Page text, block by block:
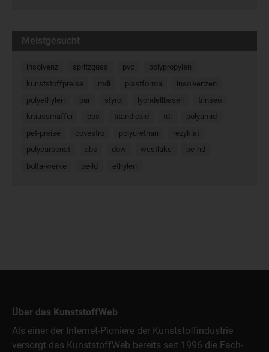
Meistgesucht
insolvenz spritzguss pvc
polypropylen
kunststoffpreise
mdi plastforma
insolvenzen
polyethylen
pur styrol lyondellbasell
trinseo
kraussmaffei
eps titandioxid tdi
polyamid
pet-preise
covestro polyurethan
rezyklat
polycarbonat
abs dow westlake
pe-hd
bolta-werke
pe-ld ethylen
Über das KunststoffWeb
Als einer der Internet-Pioniere der Kunststoffindustrie
versorgt das KunststoffWeb bereits seit 1996 die Fach-